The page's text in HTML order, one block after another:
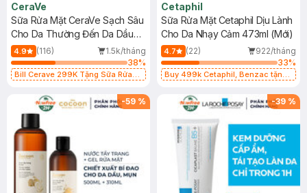
CeraVe
Sữa Rửa Mặt CeraVe Sạch Sâu
Cho Da Thường Đến Da Dầu
473ml
4.9 (116)
1.5k/tháng
38%
Bill Cerave 299K Tặng Sữa Rửa
Cetaphil
Sữa Rửa Mặt Cetaphil Dịu Lành
Cho Da Nhạy Cảm 473ml (Mới)
4.7 (22)
922/tháng
33%
Buy 499k Cetaphil, Benzac tặng
-59 % -39 %